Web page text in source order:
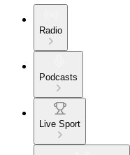
Radio
Podcasts
Live Sport